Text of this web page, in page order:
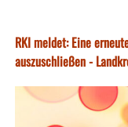
RKI meldet: Eine
auszuschließen -